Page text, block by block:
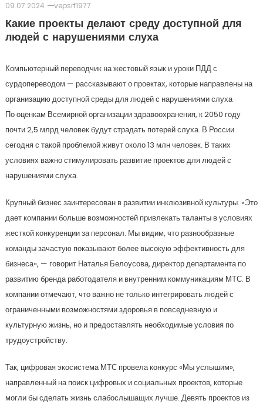
09.07.2024
vepsrf1977
Какие проекты делают среду доступной для
людей с нарушениями слуха
Компьютерный переводчик на жестовый язык и уроки ПДД с
сурдопереводом — рассказывают о проектах, которые направлены на
организацию доступной среды для людей с нарушениями слуха
По оценкам Всемирной организации здравоохранения, к 2050 году
почти 2,5 млрд человек будут страдать потерей слуха. В России
сегодня с такой проблемой живут около 13 млн человек. В таких
условиях важно стимулировать развитие проектов для людей с
нарушениями слуха.
Крупный бизнес заинтересован в развитии инклюзивной культуры. «Это
дает компании больше возможностей привлекать таланты в условиях
жесткой конкуренции за персонал. Мы видим, что разнообразные
команды зачастую показывают более высокую эффективность для
бизнеса», — говорит Наталья Белоусова, директор департамента по
развитию бренда работодателя и внутренним коммуникациям МТС. В
компании отмечают, что важно не только интегрировать людей с
ограниченными возможностями здоровья в повседневную и
культурную жизнь, но и предоставлять необходимые условия по
трудоустройству.
Так, цифровая экосистема МТС провела конкурс «Мы услышим»,
направленный на поиск цифровых и социальных проектов, которые
могли бы сделать жизнь слабослышащих лучше. Девять проектов из